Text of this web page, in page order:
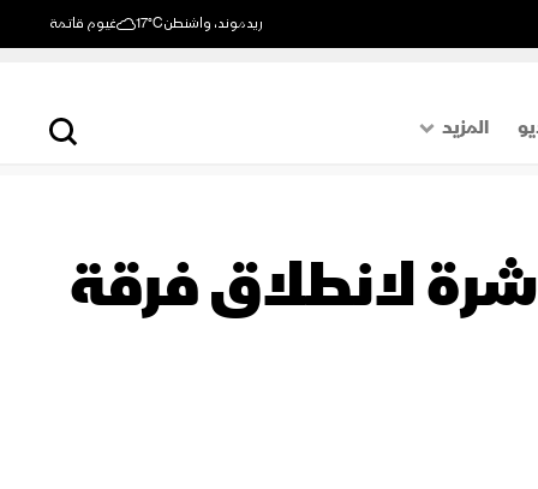
ريدموند، واشنطن17°C غيوم قاتمة
المزيد
اقتصاد
لانطلاق فرقة